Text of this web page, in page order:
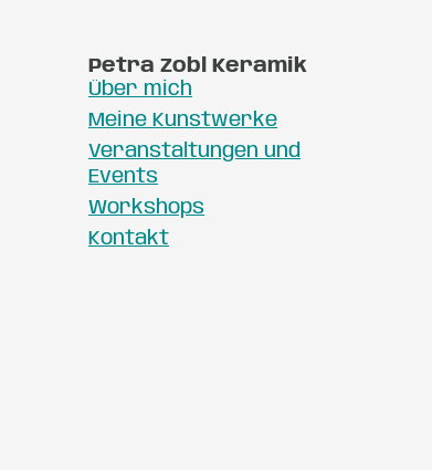
Petra Zobl Keramik
Über mich
Meine Kunstwerke
Veranstaltungen und
Events
Workshops
Kontakt